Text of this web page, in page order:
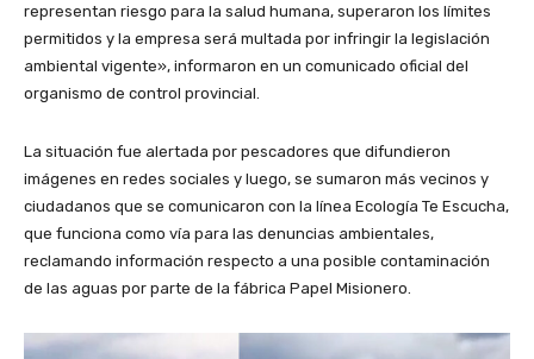
representan riesgo para la salud humana, superaron los límites
permitidos y la empresa será multada por infringir la legislación
ambiental vigente», informaron en un comunicado oficial del
organismo de control provincial.
La situación fue alertada por pescadores que difundieron
imágenes en redes sociales y luego, se sumaron más vecinos y
ciudadanos que se comunicaron con la línea Ecología Te Escucha,
que funciona como vía para las denuncias ambientales,
reclamando información respecto a una posible contaminación
de las aguas por parte de la fábrica Papel Misionero.